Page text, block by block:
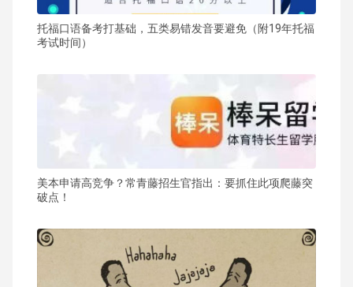
托福口语备考打基础，五类易错发音要避免（附19年托福
考试时间）
美本申请高竞争？常青藤招生官指出：要抓住此项爬藤突
破点！